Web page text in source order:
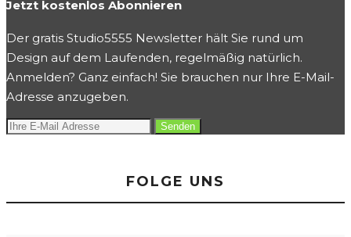
Jetzt kostenlos Abonnieren
Der gratis Studio5555 Newsletter hält Sie rund um
Design auf dem Laufenden, regelmäßig natürlich.
Anmelden? Ganz einfach! Sie brauchen nur Ihre E-Mail-
Adresse anzugeben.
FOLGE UNS